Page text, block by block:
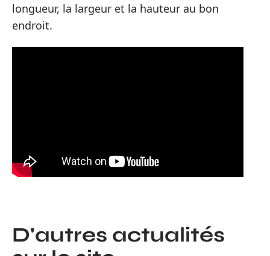
longueur, la largeur et la hauteur au bon
endroit.
D'autres actualités